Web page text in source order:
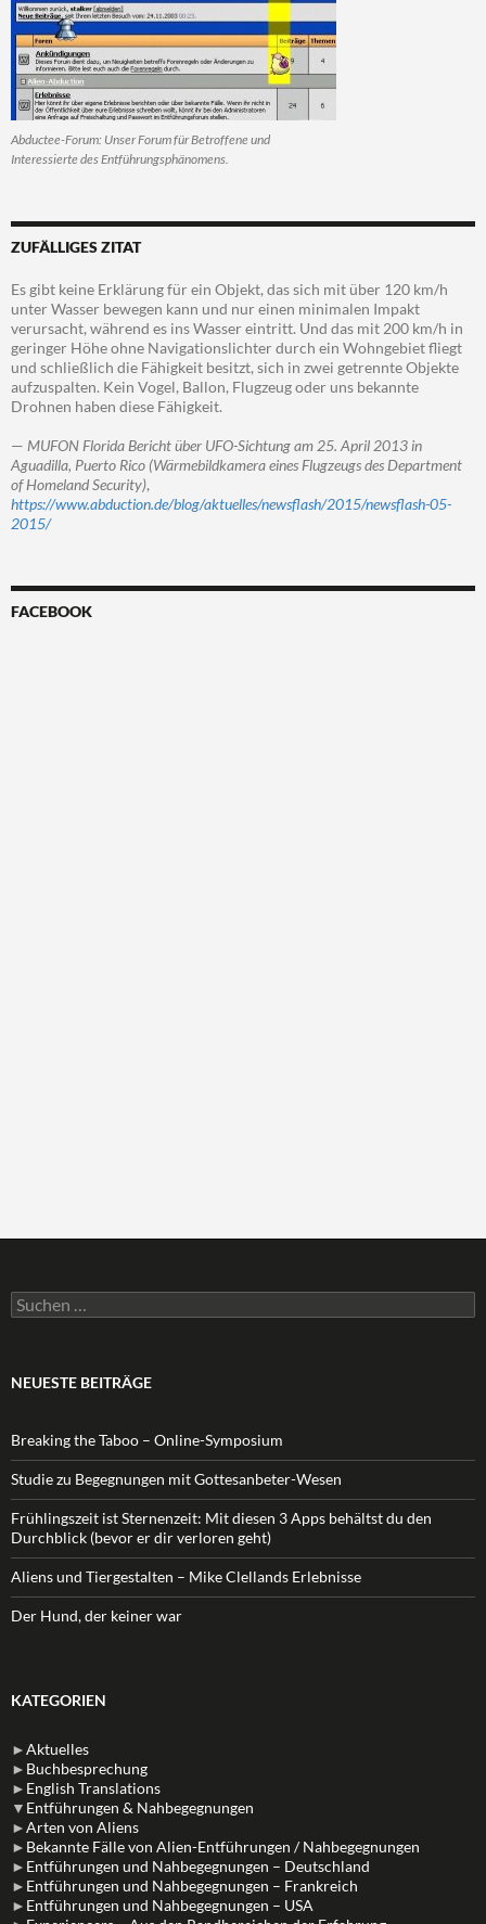
Abductee-Forum: Unser Forum für Betroffene und
Interessierte des Entführungsphänomens.
ZUFÄLLIGES ZITAT
Es gibt keine Erklärung für ein Objekt, das sich mit über 120 km/h
unter Wasser bewegen kann und nur einen minimalen Impakt
verursacht, während es ins Wasser eintritt. Und das mit 200 km/h in
geringer Höhe ohne Navigationslichter durch ein Wohngebiet fliegt
und schließlich die Fähigkeit besitzt, sich in zwei getrennte Objekte
aufzuspalten. Kein Vogel, Ballon, Flugzeug oder uns bekannte
Drohnen haben diese Fähigkeit.
— MUFON Florida Bericht über UFO-Sichtung am 25. April 2013 in
Aguadilla, Puerto Rico (Wärmebildkamera eines Flugzeugs des Department
of Homeland Security),
https://www.abduction.de/blog/aktuelles/newsflash/2015/newsflash-05-
2015/
FACEBOOK
Suchen
nach:
NEUESTE BEITRÄGE
Breaking the Taboo – Online-Symposium
Studie zu Begegnungen mit Gottesanbeter-Wesen
Frühlingszeit ist Sternenzeit: Mit diesen 3 Apps behältst du den
Durchblick (bevor er dir verloren geht)
Aliens und Tiergestalten – Mike Clellands Erlebnisse
Der Hund, der keiner war
KATEGORIEN
►Aktuelles
► Buchbesprechung
► English Translations
▼ Entführungen & Nahbegegnungen
►Arten von Aliens
► Bekannte Fälle von Alien-Entführungen / Nahbegegnungen
► Entführungen und Nahbegegnungen – Deutschland
► Entführungen und Nahbegegnungen – Frankreich
► Entführungen und Nahbegegnungen – USA